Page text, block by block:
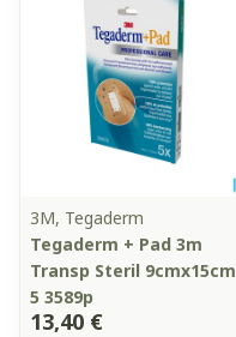
3M, Tegaderm
Tegaderm + Pad 3m
Transp Steril 9cmx15cm
5 3589p
13,40 €